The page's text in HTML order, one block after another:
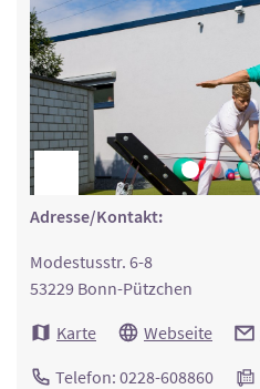
Adresse/Kontakt:
Modestusstr. 6-8
53229 Bonn-Pützchen
Karte
Webseite
Telefon: 0228-608860